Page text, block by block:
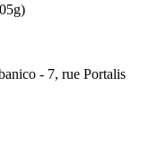
- 7, rue Portalis